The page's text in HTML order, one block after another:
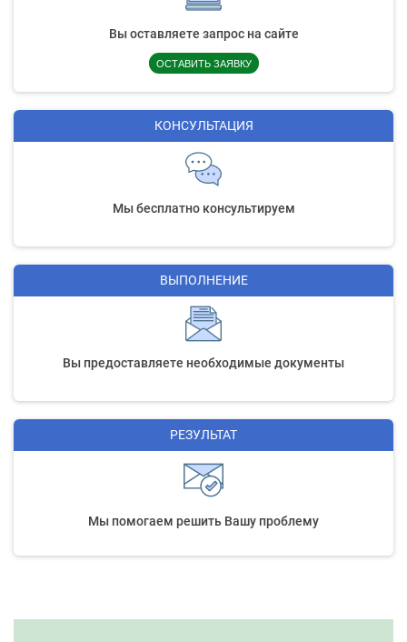
Вы оставляете запрос на сайте
ОСТАВИТЬ ЗАЯВКУ
КОНСУЛЬТАЦИЯ
Мы бесплатно консультируем
ВЫПОЛНЕНИЕ
Вы предоставляете необходимые документы
РЕЗУЛЬТАТ
Мы помогаем решить Вашу проблему